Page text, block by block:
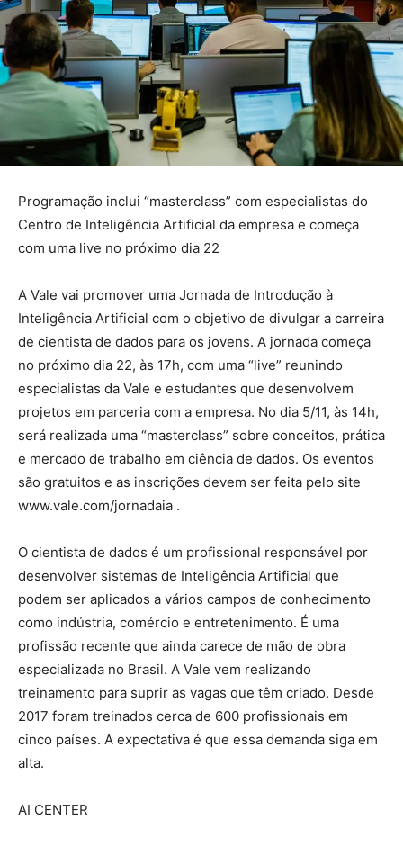
Programação inclui “masterclass” com especialistas do
Centro de Inteligência Artificial da empresa e começa
com uma live no próximo dia 22
A Vale vai promover uma Jornada de Introdução à
Inteligência Artificial com o objetivo de divulgar a carreira
de cientista de dados para os jovens. A jornada começa
no próximo dia 22, às 17h, com uma “live” reunindo
especialistas da Vale e estudantes que desenvolvem
projetos em parceria com a empresa. No dia 5/11, às 14h,
será realizada uma “masterclass” sobre conceitos, prática
e mercado de trabalho em ciência de dados. Os eventos
são gratuitos e as inscrições devem ser feita pelo site
www.vale.com/jornadaia .
O cientista de dados é um profissional responsável por
desenvolver sistemas de Inteligência Artificial que
podem ser aplicados a vários campos de conhecimento
como indústria, comércio e entretenimento. É uma
profissão recente que ainda carece de mão de obra
especializada no Brasil. A Vale vem realizando
treinamento para suprir as vagas que têm criado. Desde
2017 foram treinados cerca de 600 profissionais em
cinco países. A expectativa é que essa demanda siga em
alta.
AI CENTER